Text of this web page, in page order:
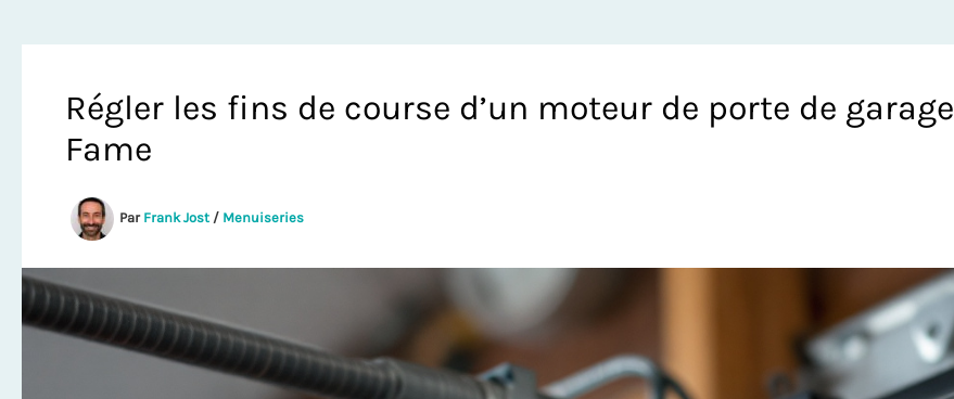
Régler les fins de course d’un moteur de porte de garage
Fame
Par Frank Jost / Menuiseries